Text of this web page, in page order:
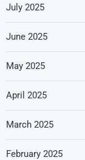
July 2025
June 2025
May 2025
April 2025
March 2025
February 2025